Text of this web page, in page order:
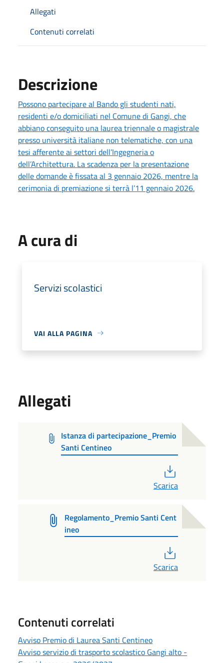
Allegati
Contenuti correlati
Descrizione
Possono partecipare al Bando gli studenti nati,
residenti e/o domiciliati nel Comune di Gangi, che
abbiano conseguito una laurea triennale o magistrale
presso università italiane non telematiche, con una
tesi afferente ai settori dell’Ingegneria o
dell’Architettura. La scadenza per la presentazione
delle domande è fissata al 3 gennaio 2026, mentre la
cerimonia di premiazione si terrà l’11 gennaio 2026.
A cura di
Servizi scolastici
VAI ALLA PAGINA
Allegati
Istanza di partecipazione_Premio
Santi Centineo
Scarica
Regolamento_Premio Santi Cent
ineo
Scarica
Contenuti correlati
Avviso Premio di Laurea Santi Centineo
Avviso servizio di trasporto scolastico Gangi alto -